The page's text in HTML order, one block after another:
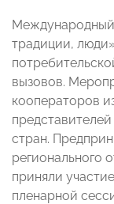
традиции,
вызовов.
кооператоров
стран.
приняли
пленарной